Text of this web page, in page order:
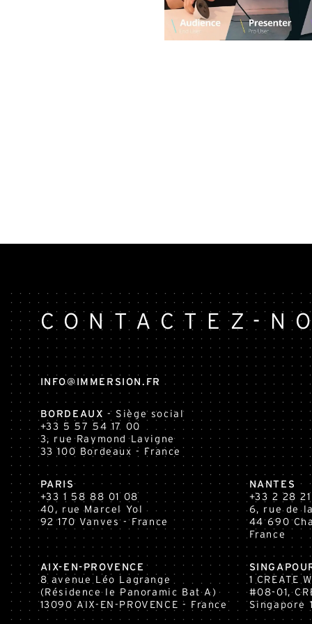
CONTACTEZ-
INFO@IMMERSION.FR
BORDEAUX - Siège social
+33 5 57 54 17 00
3, rue Raymond Lavigne
33 100 Bordeaux - France
PARIS
+33 1 58 88 01 08
40, rue Marcel Yol
92 170 Vanves - France
NANTES
+33 2 28
6, rue de
44 690
France
AIX-EN-PROVENCE
8 avenue Léo Lagrange
(Résidence le Panoramic Bat A)
13090 AIX-EN-PROVENCE - France
1 CREATE
#08-01,
Singapore